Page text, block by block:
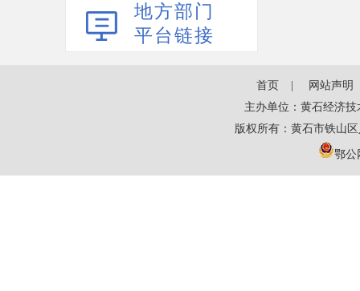
地方部门
平台链接
首页
网站声明
主办单位：黄石经济
版权所有：黄石市铁山
鄂公